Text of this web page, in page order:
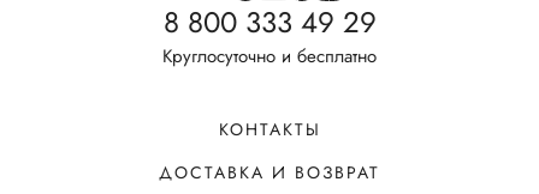
8 800 333 49 29
Круглосуточно и бесплатно
КОНТАКТЫ
ДОСТАВКА И ВОЗВРАТ